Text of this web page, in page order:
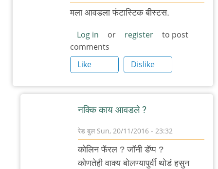
by
बुल
In
फंटास्टिक
बिस्ट
अन
हाव
फाइंड
देम
पाहिला..
मला आवडला फंटास्टिक बीस्टस.
Log in or register
to post
comments
Like
Dislike
नक्कि काय आवडले ?
रेड बुल Sun, 20/11/2016 - 23:32
In
reply
कोलिन फॅरल ? जॉनी डॅप्प ?
कोणतेही वाक्य बोलण्यापुर्वी थोडं हसुन